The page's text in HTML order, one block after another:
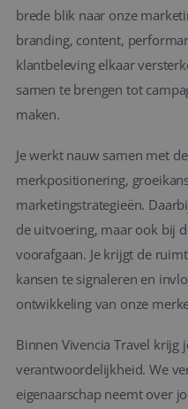
brede blik naar onze
branding, content,
klantbeleving elkaar
samen te brengen tot
maken.
Je werkt nauw samen met
merkpositionering,
marketingstrategieën.
de uitvoering, maar ook bij
voorafgaan. Je krijgt de
kansen te signaleren en
ontwikkeling van onze
Binnen Vivencia Travel krijg
verantwoordelijkheid. We
eigenaarschap neemt over